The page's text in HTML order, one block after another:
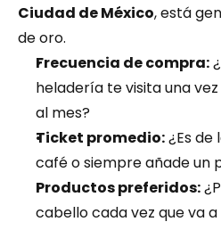
Ciudad de México, está
de oro.
Frecuencia de compra:
heladería te visita una
al mes?
Ticket promedio: ¿Es de
café o siempre añade un
Productos preferidos: